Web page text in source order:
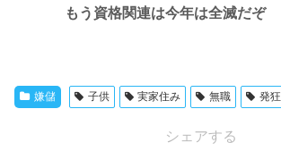
もう資格関連は今年は全滅だぞ
嫌儲 子供 実家住み 無職 発狂
シェアする